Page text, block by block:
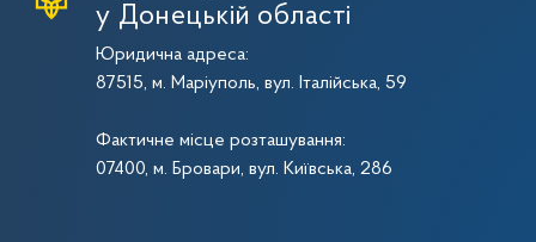
у Донецькій області
Юридична адреса:
87515, м. Маріуполь, вул. Італійська, 59
Фактичне місце розташування:
07400, м. Бровари, вул. Київська, 286